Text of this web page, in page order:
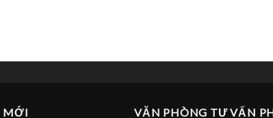
MỚI
VĂN PHÒNG TƯ VẤN